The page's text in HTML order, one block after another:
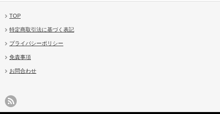
たらJoll…
TOP
特定商取引法に基づく表記
プライバシーポリシー
免責事項
お問合わせ